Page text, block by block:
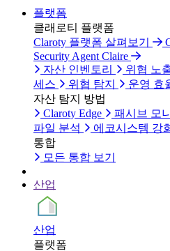
플랫폼
클래로티 플랫폼
Claroty 플랫폼 살펴보기
Security Agent Claire
자산 인벤토리
위협 노
세스
위협 탐지
운영 효
자산 탐지 방법
Claroty Edge
패시브 모
파일 분석
에코시스템 강
통합
모든 통합 보기
산업
산업
플랫폼